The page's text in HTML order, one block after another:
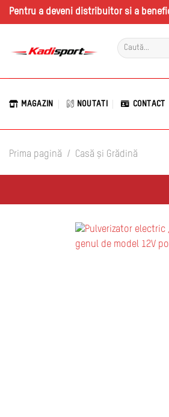
Skip
Pentru a deveni distribuitor si a
Caută
după:
MAGAZIN NOUTATI CONTACT
Prima pagină / Casă și Grădină